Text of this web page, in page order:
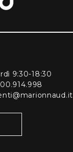
9:30-18:30